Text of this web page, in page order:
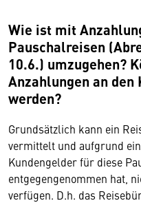
Wie ist mit
Pauschalreisen
10.6.) umzugehen?
Anzahlungen an
werden?
Grundsätzlich kann ein
vermittelt und aufgrund
Kundengelder für diese
entgegengenommen hat,
verfügen. D.h. das